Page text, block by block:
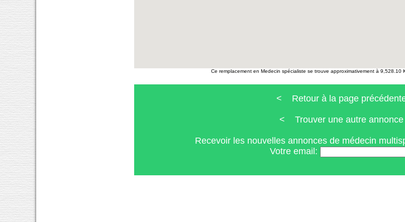
Ce remplacement en Medecin spécialiste se trouve approximativement à 9,528.10
< Retour à la page
< Trouver une autre annonce
Recevoir les nouvelles annonces de médecin
Votre email: